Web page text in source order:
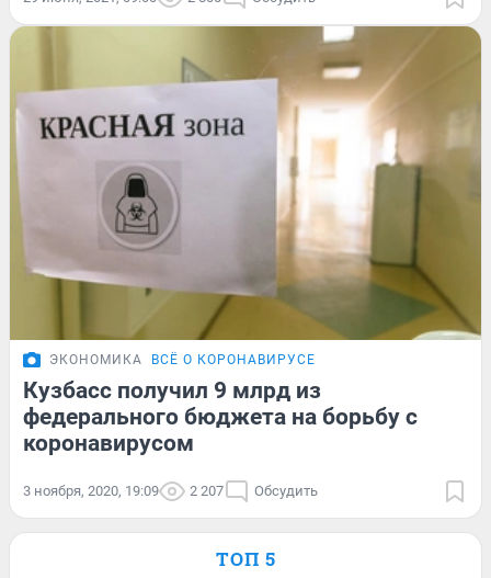
ЭКОНОМИКА ВСЁ О КОРОНАВИРУСЕ
Кузбасс получил 9 млрд из
федерального бюджета на борьбу с
коронавирусом
3 ноября, 2020, 19:09 2 207 Обсудить
ТОП 5